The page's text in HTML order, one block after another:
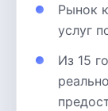
Рынок
услуг
Из 15